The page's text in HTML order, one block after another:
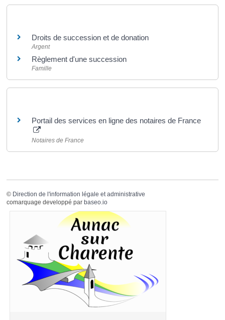
Droits de succession et de donation
Argent
Règlement d'une succession
Famille
Portail des services en ligne des notaires de France
Notaires de France
© Direction de l'information légale et administrative
comarquage developpé par baseo.io